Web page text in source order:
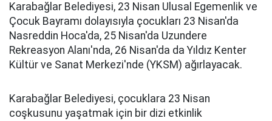
Karabağlar Belediyesi, 23 Nisan Ulusal Egemenlik ve
Çocuk Bayramı dolayısıyla çocukları 23 Nisan'da
Nasreddin Hoca'da, 25 Nisan'da Uzundere
Rekreasyon Alanı'nda, 26 Nisan'da da Yıldız Kenter
Kültür ve Sanat Merkezi'nde (YKSM) ağırlayacak.
Karabağlar Belediyesi, çocuklara 23 Nisan
coşkusunu yaşatmak için bir dizi etkinlik